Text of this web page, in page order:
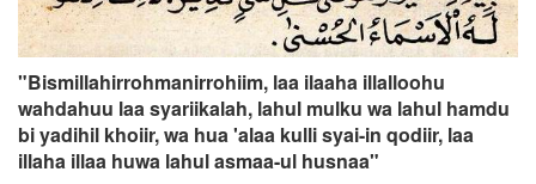
"Bismillahirrohmanirrohiim, laa ilaaha illalloohu
wahdahuu laa syariikalah, lahul mulku wa lahul hamdu
bi yadihil khoiir, wa hua 'alaa kulli syai-in qodiir, laa
illaha illaa huwa lahul asmaa-ul husnaa"